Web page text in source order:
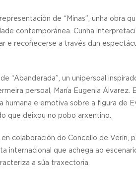
de “Minas”, unha obra
contemporánea. Cunha
e recoñecerse a través dun
“Abanderada”, un unipersoal
persoal, María Eugenia Álvarez.
humana e emotiva sobre a figura de
que deixou no pobo arxentino.
colaboración do Concello de Verín,
internacional que achega ao
a súa traxectoria.